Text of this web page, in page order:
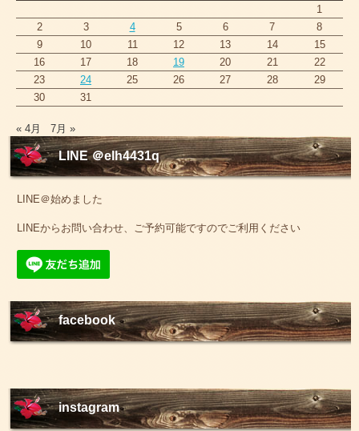
1
2
3 4 5 6 7
8
9
10 11 12 13 14
15
16
17 18 19 20 21
22
23
24 25 26 27 28
29
30
31
« 4月 7月 »
LINE ＠elh4431q
LINE＠始めました
LINEからお問い合わせ、ご予約可能ですのでご利用ください
facebook
instagram